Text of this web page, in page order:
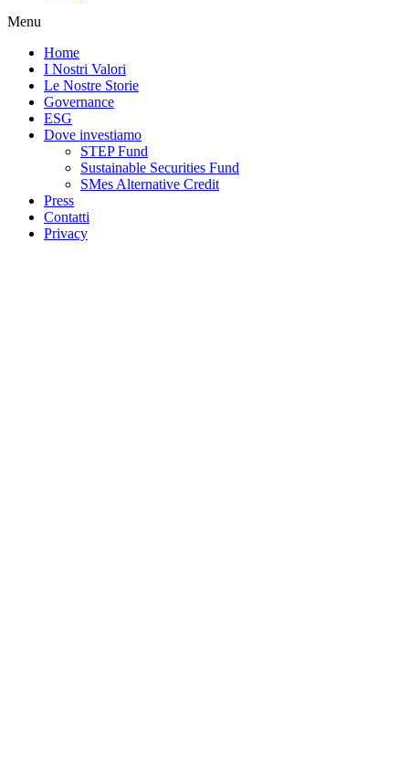
Menu
Home
I Nostri Valori
Le Nostre Storie
Governance
ESG
Dove investiamo
STEP Fund
Sustainable Securities Fund
SMes Alternative Credit
Press
Contatti
Privacy